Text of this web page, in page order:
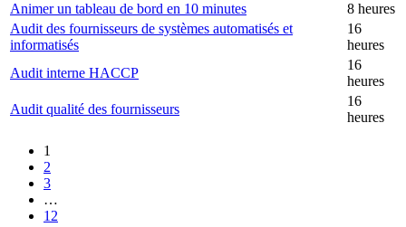
Animer un tableau de bord en 10 minutes
8 heures
Audit des fournisseurs de systèmes automatisés et
informatisés
16
heures
Audit interne HACCP
16
heures
Audit qualité des fournisseurs
16
heures
1
2
3
…
12